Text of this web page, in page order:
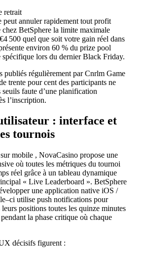
retrait
peut annuler rapidement tout profit
chez BetSphere la limite maximale
500 quel que soit votre gain réel dans
environ 60 % du prize pool
spécifique lors du dernier Black Friday.
publiés régulièrement par Cnrlm Game
trente pour cent des participants ne
seuils faute d’une planification
l’inscription.
: interface et
tournois
mobile , NovaCasino propose une
où toutes les métriques du tournoi
réel grâce à un tableau dynamique
« Live Leaderboard ». BetSphere
une application native iOS /
utilise push notifications pour
positions toutes les quinze minutes
la phase critique où chaque
décisifs figurent :